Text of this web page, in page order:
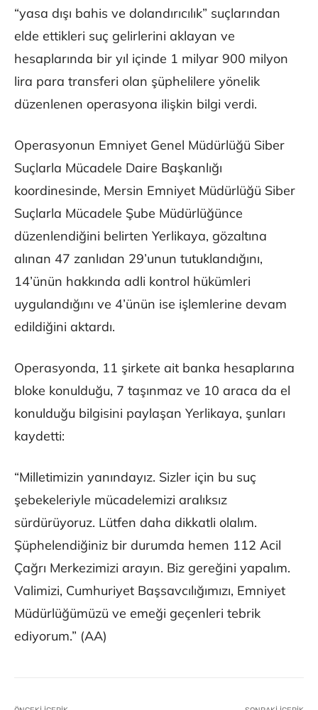
“yasa dışı bahis ve dolandırıcılık” suçlarından
elde ettikleri suç gelirlerini aklayan ve
hesaplarında bir yıl içinde 1 milyar 900 milyon
lira para transferi olan şüphelilere yönelik
düzenlenen operasyona ilişkin bilgi verdi.
Operasyonun Emniyet Genel Müdürlüğü Siber
Suçlarla Mücadele Daire Başkanlığı
koordinesinde, Mersin Emniyet Müdürlüğü Siber
Suçlarla Mücadele Şube Müdürlüğünce
düzenlendiğini belirten Yerlikaya, gözaltına
alınan 47 zanlıdan 29’unun tutuklandığını,
14’ünün hakkında adli kontrol hükümleri
uygulandığını ve 4’ünün ise işlemlerine devam
edildiğini aktardı.
Operasyonda, 11 şirkete ait banka hesaplarına
bloke konulduğu, 7 taşınmaz ve 10 araca da el
konulduğu bilgisini paylaşan Yerlikaya, şunları
kaydetti:
“Milletimizin yanındayız. Sizler için bu suç
şebekeleriyle mücadelemizi aralıksız
sürdürüyoruz. Lütfen daha dikkatli olalım.
Şüphelendiğiniz bir durumda hemen 112 Acil
Çağrı Merkezimizi arayın. Biz gereğini yapalım.
Valimizi, Cumhuriyet Başsavcılığımızı, Emniyet
Müdürlüğümüzü ve emeği geçenleri tebrik
ediyorum.” (AA)